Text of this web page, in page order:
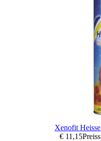
Aroma: Zitrone, Trennmittel:
** Mit Süßungsmitteln, enthält
übermäßigem Verzehr
Nahrungsergänzungsmittel
abwechslungsreiche und
gesunde Lebensweise dar. Die
nicht überschreiten. Für
Xenofit
€ 11,15